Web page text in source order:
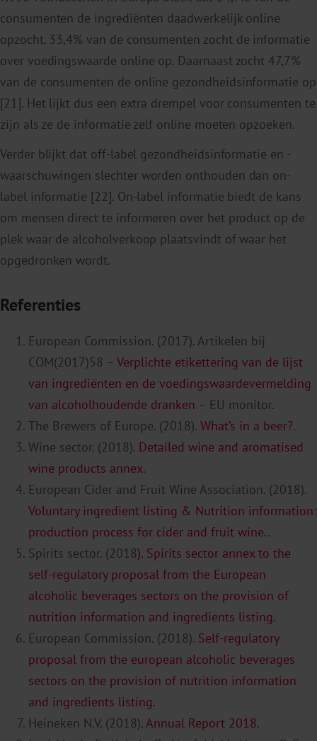
consumenten de ingrediënten daadwerkelijk online
opzocht. 33,4% van de consumenten zocht de informatie
over voedingswaarde online op. Daarnaast zocht 47,7%
van de consumenten de online gezondheidsinformatie op
[21]. Het lijkt dus een extra drempel voor consumenten te
zijn als ze de informatie zelf online moeten opzoeken.
Verder blijkt dat off-label gezondheidsinformatie en -
waarschuwingen slechter worden onthouden dan on-
label informatie [22]. On-label informatie biedt de kans
om mensen direct te informeren over het product op de
plek waar de alcoholverkoop plaatsvindt of waar het
opgedronken wordt.
Referenties
European Commission. (2017). Artikelen bij
COM(2017)58 – Verplichte etikettering van de lijst
van ingrediënten en de voedingswaardevermelding
van alcoholhoudende dranken – EU monitor.
The Brewers of Europe. (2018). What’s in a beer?.
Wine sector. (2018). Detailed wine and aromatised
wine products annex.
European Cider and Fruit Wine Association. (2018).
Voluntary ingredient listing & Nutrition information:
production process for cider and fruit wine..
Spirits sector. (2018). Spirits sector annex to the
self-regulatory proposal from the European
alcoholic beverages sectors on the provision of
nutrition information and ingredients listing.
European Commission. (2018). Self-regulatory
proposal from the european alcoholic beverages
sectors on the provision of nutrition information
and ingredients listing.
Heineken N.V. (2018).Annual Report 2018.